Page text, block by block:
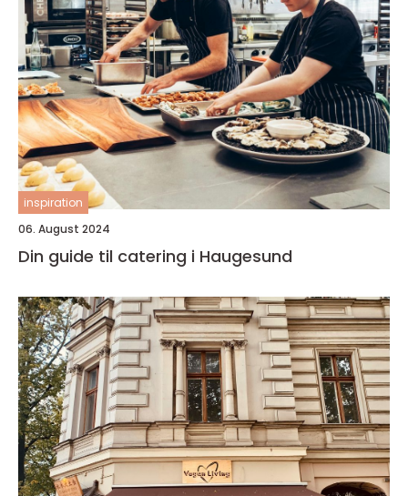
inspiration
06. August 2024
Din guide til catering i Haugesund